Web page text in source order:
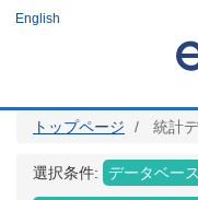
ツ
English
トップページ 統計
選択条件: データベース